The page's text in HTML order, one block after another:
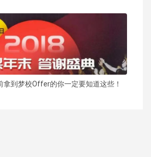
拿到梦校Offer的你一定要知道这些！